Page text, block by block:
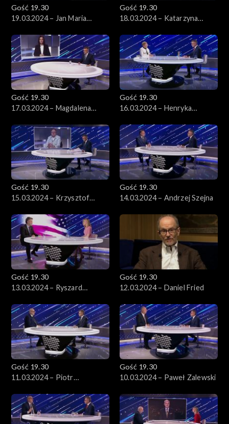
Gość 19.30
19.03.2024 – Jan Maria
Gość 19.30
18.03.2024 – Katarzyna
Gość 19.30
17.03.2024 – Magdalena
Gość 19.30
16.03.2024 – Henryka
Gość 19.30
15.03.2024 – Krzysztof
Gość 19.30
14.03.2024 – Andrzej Szejna
Gość 19.30
13.03.2024 – Ryszard
Gość 19.30
12.03.2024 – Daniel Fried
Gość 19.30
11.03.2024 – Piotr
Gość 19.30
10.03.2024 – Paweł Zalewski